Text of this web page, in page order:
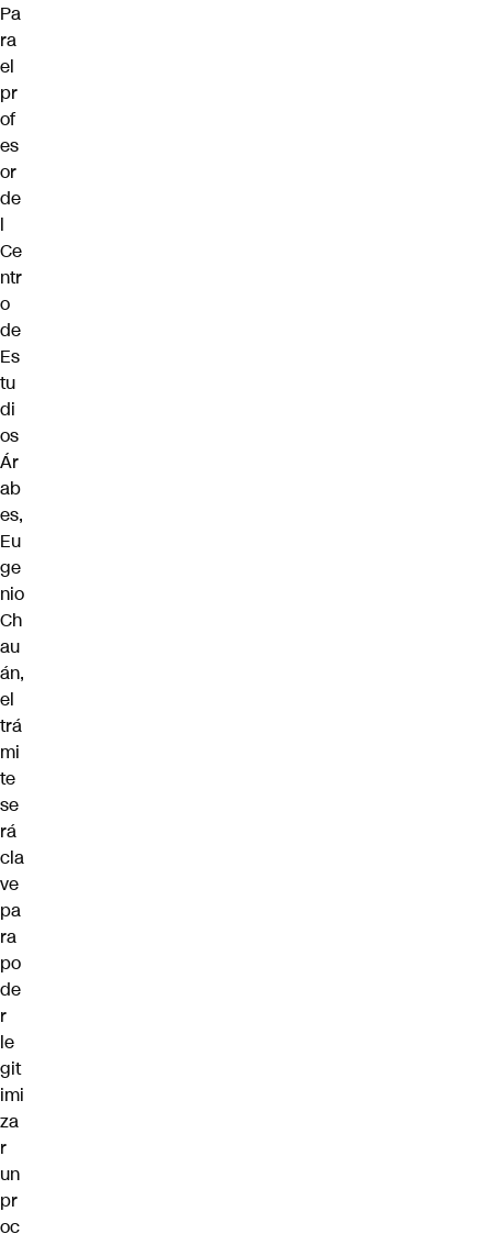
Pa
ra
el
pr
of
es
or
de
l
Ce
ntr
o
de
Es
tu
di
os
Ár
ab
es,
Eu
ge
nio
Ch
au
án,
el
trá
mi
te
se
rá
cla
ve
pa
ra
po
de
r
le
git
imi
za
r
un
pr
oc